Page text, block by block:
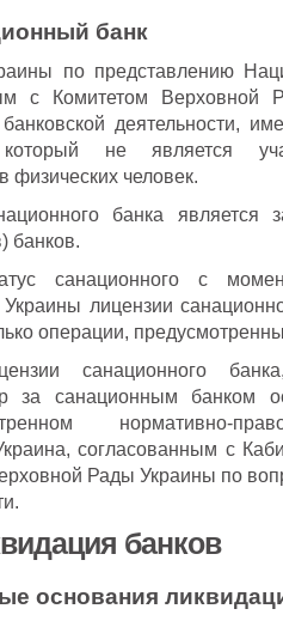
банк
по представлению
с Комитетом Верховной
деятельности,
не является
физических человек.
банка является
банков.
санационного с
лицензии
операции,
санационного
за санационным банком
нормативно-
согласованным с
Рады Украины по
банков
основания